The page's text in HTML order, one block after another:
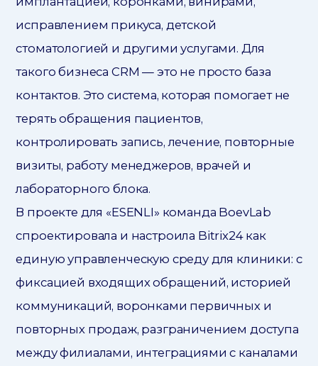
исправлением прикуса, детской
стоматологией и другими услугами. Для
такого бизнеса CRM — это не просто база
контактов. Это система, которая помогает не
терять обращения пациентов,
контролировать запись, лечение, повторные
визиты, работу менеджеров, врачей и
лабораторного блока.
В проекте для «ESENLI» команда BoevLab
спроектировала и настроила Bitrix24 как
единую управленческую среду для клиники: с
фиксацией входящих обращений, историей
коммуникаций, воронками первичных и
повторных продаж, разграничением доступа
между филиалами, интеграциями с каналами